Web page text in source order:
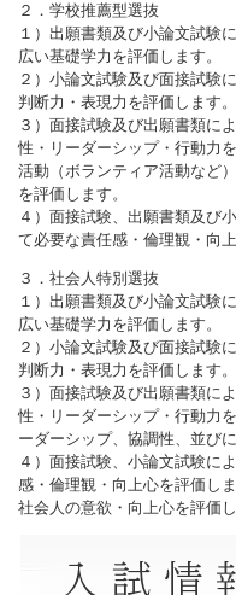
２．学校推薦型選抜
１）出願書類及び小論文試験
広い基礎学力を評価します。
２）小論文試験及び面接試験
判断力・表現力を評価します。
３）面接試験及び出願書類に
性・リーダーシップ・行動力
活動（ボランティア活動など
を評価します。
４）面接試験、出願書類及び
て必要な責任感・倫理観・向
３．社会人特別選抜
１）出願書類及び小論文試験
広い基礎学力を評価します。
２）小論文試験及び面接試験
判断力・表現力を評価します。
３）面接試験及び出願書類に
性・リーダーシップ・行動力
ーダーシップ、協調性、並び
４）面接試験、小論文試験に
感・倫理観・向上心を評価し
社会人の意欲・向上心を評価し